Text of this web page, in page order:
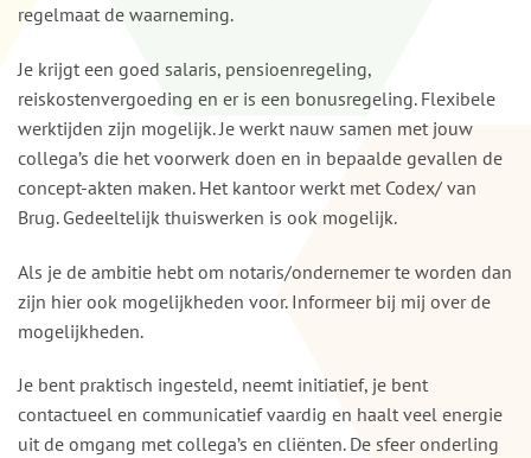
regelmaat de waarneming.
Je krijgt een goed salaris, pensioenregeling,
reiskostenvergoeding en er is een bonusregeling. Flexibele
werktijden zijn mogelijk. Je werkt nauw samen met jouw
collega’s die het voorwerk doen en in bepaalde gevallen de
concept-akten maken. Het kantoor werkt met Codex/ van
Brug. Gedeeltelijk thuiswerken is ook mogelijk.
Als je de ambitie hebt om notaris/ondernemer te worden dan
zijn hier ook mogelijkheden voor. Informeer bij mij over de
mogelijkheden.
Je bent praktisch ingesteld, neemt initiatief, je bent
contactueel en communicatief vaardig en haalt veel energie
uit de omgang met collega’s en cliënten. De sfeer onderling